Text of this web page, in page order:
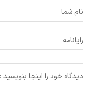
نام شما
رایانامه
دیدگاه خود را اینجا بنویسید :